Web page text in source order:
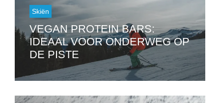
Skiën
VEGAN PROTEIN BARS:
IDEAAL VOOR ONDERWEG OP
DE PISTE